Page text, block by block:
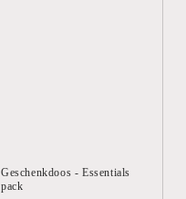
Geschenkdoos - Essentials
pack